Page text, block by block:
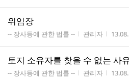
위임장
게시판명
-- 장사등에 관한 법률 -- 작성자
관리자 작성
토지 소유자를 찾을 수 없는 사
게시판명
-- 장사등에 관한 법률 -- 작성자
관리자 작성